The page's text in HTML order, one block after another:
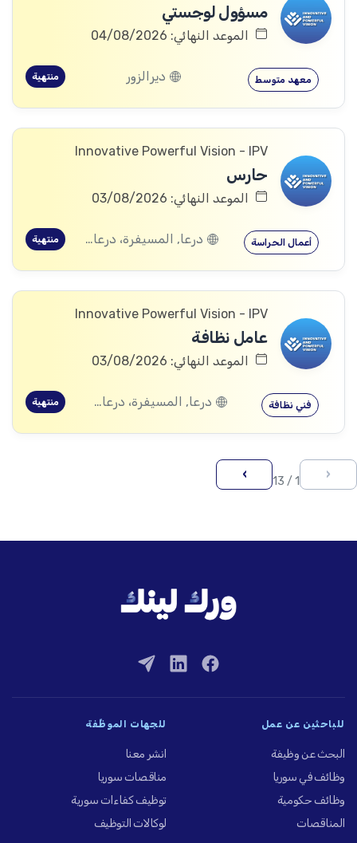
مسؤول لوجستي
الموعد النهائي: 04/08/2026
معهد متوسط ديرالزور منتهية
Innovative Powerful Vision - IPV
حارس
الموعد النهائي: 03/08/2026
أعمال الحراسة درعا, المسيفرة، درعا, الجيزة، درعا, بصر الحرير، درعا منتهية
Innovative Powerful Vision - IPV
عامل نظافة
الموعد النهائي: 03/08/2026
فني نظافة درعا, المسيفرة، درعا, الجيزة، درعا, بصر الحرير، درعا منتهية
‹
1 / 13
›
للباحثين عن عمل
البحث عن وظيفة
وظائف في سوريا
وظائف حكومية
المناقصات
للجهات الموظِّفة
انشر معنا
مناقصات سوريا
توظيف كفاءات سورية
لوكالات التوظيف